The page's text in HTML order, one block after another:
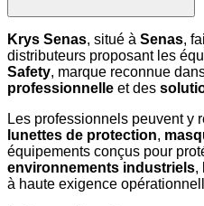
Krys Senas, situé à Senas,
distributeurs proposant les
Safety, marque reconnue
professionnelle et des
Les professionnels peuvent y
lunettes de protection,
équipements conçus pour
environnements industriels,
à haute exigence